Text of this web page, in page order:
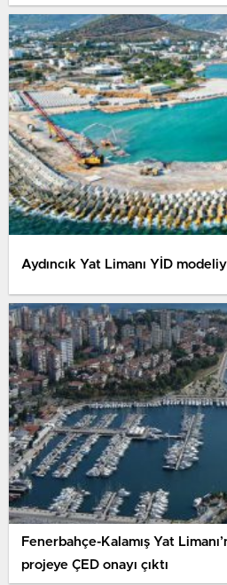
Aydıncık Yat Limanı YİD
Fenerbahçe-Kalamış Yat
projeye ÇED onayı çıktı